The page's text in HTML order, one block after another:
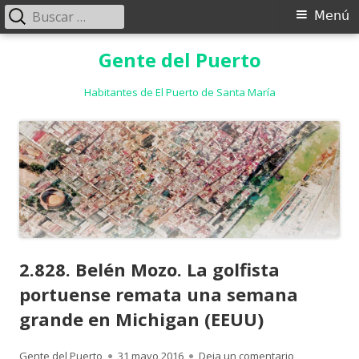
Gente del Puerto
Habitantes de El Puerto de Santa María
Menú
Menú
Buscar:
2.828. Belén Mozo. La golfista
portuense remata una semana
grande en Michigan (EEUU)
Autor
Gente del Puerto Publicado
31 mayo 2016 Deja un comentario